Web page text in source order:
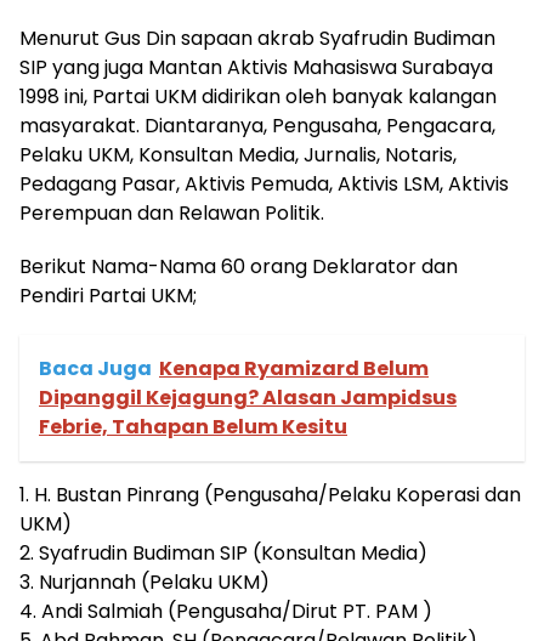
Menurut Gus Din sapaan akrab Syafrudin Budiman
SIP yang juga Mantan Aktivis Mahasiswa Surabaya
1998 ini, Partai UKM didirikan oleh banyak kalangan
masyarakat. Diantaranya, Pengusaha, Pengacara,
Pelaku UKM, Konsultan Media, Jurnalis, Notaris,
Pedagang Pasar, Aktivis Pemuda, Aktivis LSM, Aktivis
Perempuan dan Relawan Politik.
Berikut Nama-Nama 60 orang Deklarator dan
Pendiri Partai UKM;
Baca Juga Kenapa Ryamizard Belum
Dipanggil Kejagung? Alasan Jampidsus
Febrie, Tahapan Belum Kesitu
1. H. Bustan Pinrang (Pengusaha/Pelaku Koperasi dan
UKM)
2. Syafrudin Budiman SIP (Konsultan Media)
3. Nurjannah (Pelaku UKM)
4. Andi Salmiah (Pengusaha/Dirut PT. PAM )